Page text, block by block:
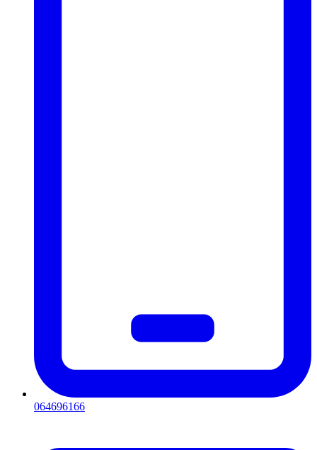
064696166